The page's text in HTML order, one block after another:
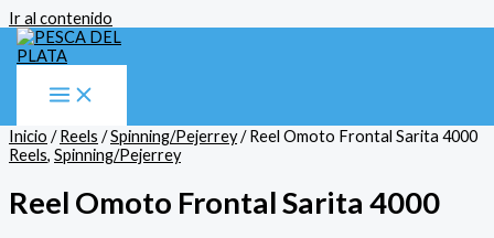
Ir al contenido
Inicio /Reels /Spinning/Pejerrey/ Reel Omoto Frontal Sarita 4000
Reels, Spinning/Pejerrey
Reel Omoto Frontal Sarita 4000